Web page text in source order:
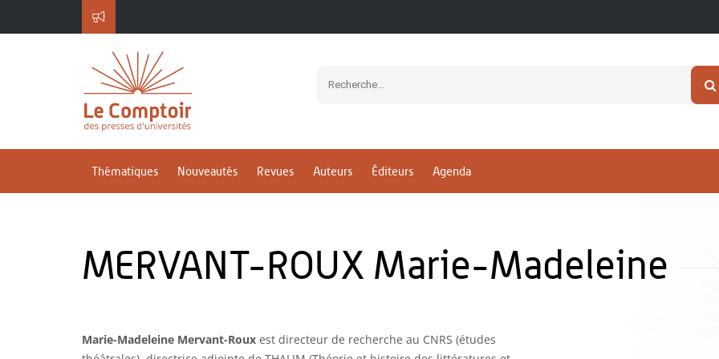
Thématiques Nouveautés Revues Auteurs Éditeurs Agenda
MERVANT-ROUX Marie-Madeleine
Marie-Madeleine Mervant-Roux est directeur de recherche au CNRS (études